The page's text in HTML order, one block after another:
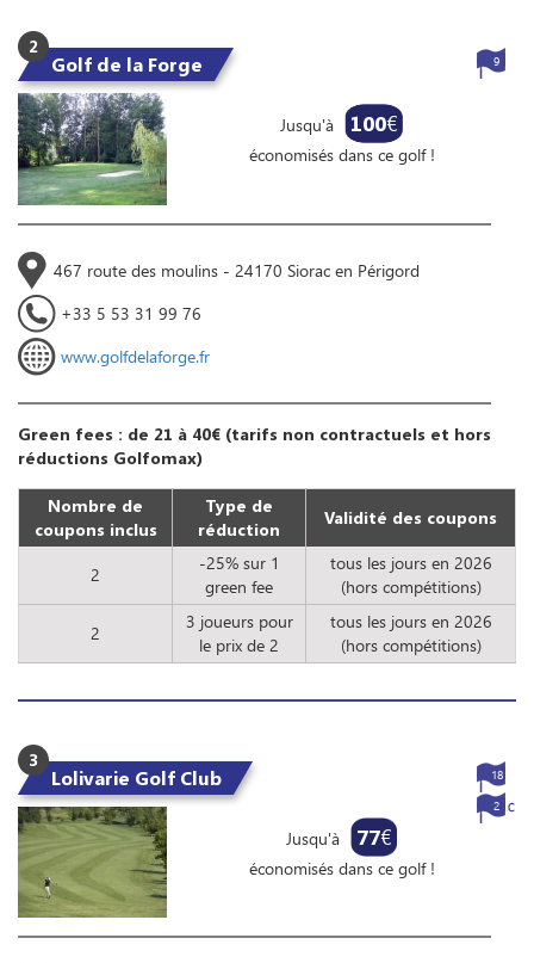
2
Golf de la Forge
Jusqu'à 100€
économisés dans ce golf !
9
467 route des moulins - 24170 Siorac en Périgord
+33 5 53 31 99 76
www.golfdelaforge.fr
Green fees : de 21 à 40€ (tarifs non contractuels et hors
réductions Golfomax)
Nombre de
coupons inclus
Type de
réduction
Validité des coupons
2
-25% sur 1
green fee
tous les jours en 2026
(hors compétitions)
2
3 joueurs pour
le prix de 2
tous les jours en 2026
(hors compétitions)
3
Lolivarie Golf Club
Jusqu'à 77€
économisés dans ce golf !
18
2